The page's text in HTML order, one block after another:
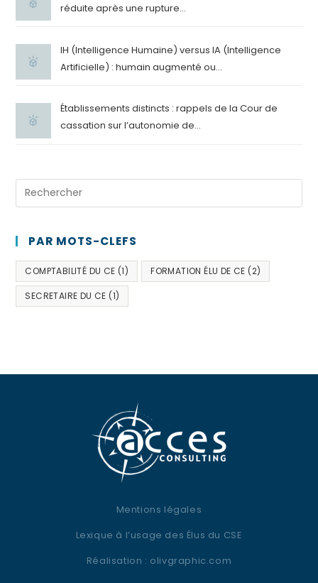
réduite après une rupture...
IH (Intelligence Humaine) versus IA (Intelligence
Artificielle) : humain augmenté ou...
Établissements distincts : rappels de la Cour de
cassation sur l’autonomie de...
PAR MOTS-CLEFS
COMPTABILITÉ DU CE (1) FORMATION ÉLU DE CE (2)
SECRETAIRE DU CE (1)
Mentions légales
Lexique à l’usage des Élus du CSE
Réalisation : olivgraphic.com